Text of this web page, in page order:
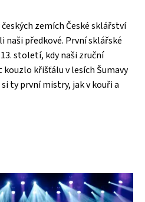
zemích České sklářství
naši předkové. První sklářské
století, kdy naši zruční
křišťálu v lesích Šumavy
ty první mistry, jak v kouři a